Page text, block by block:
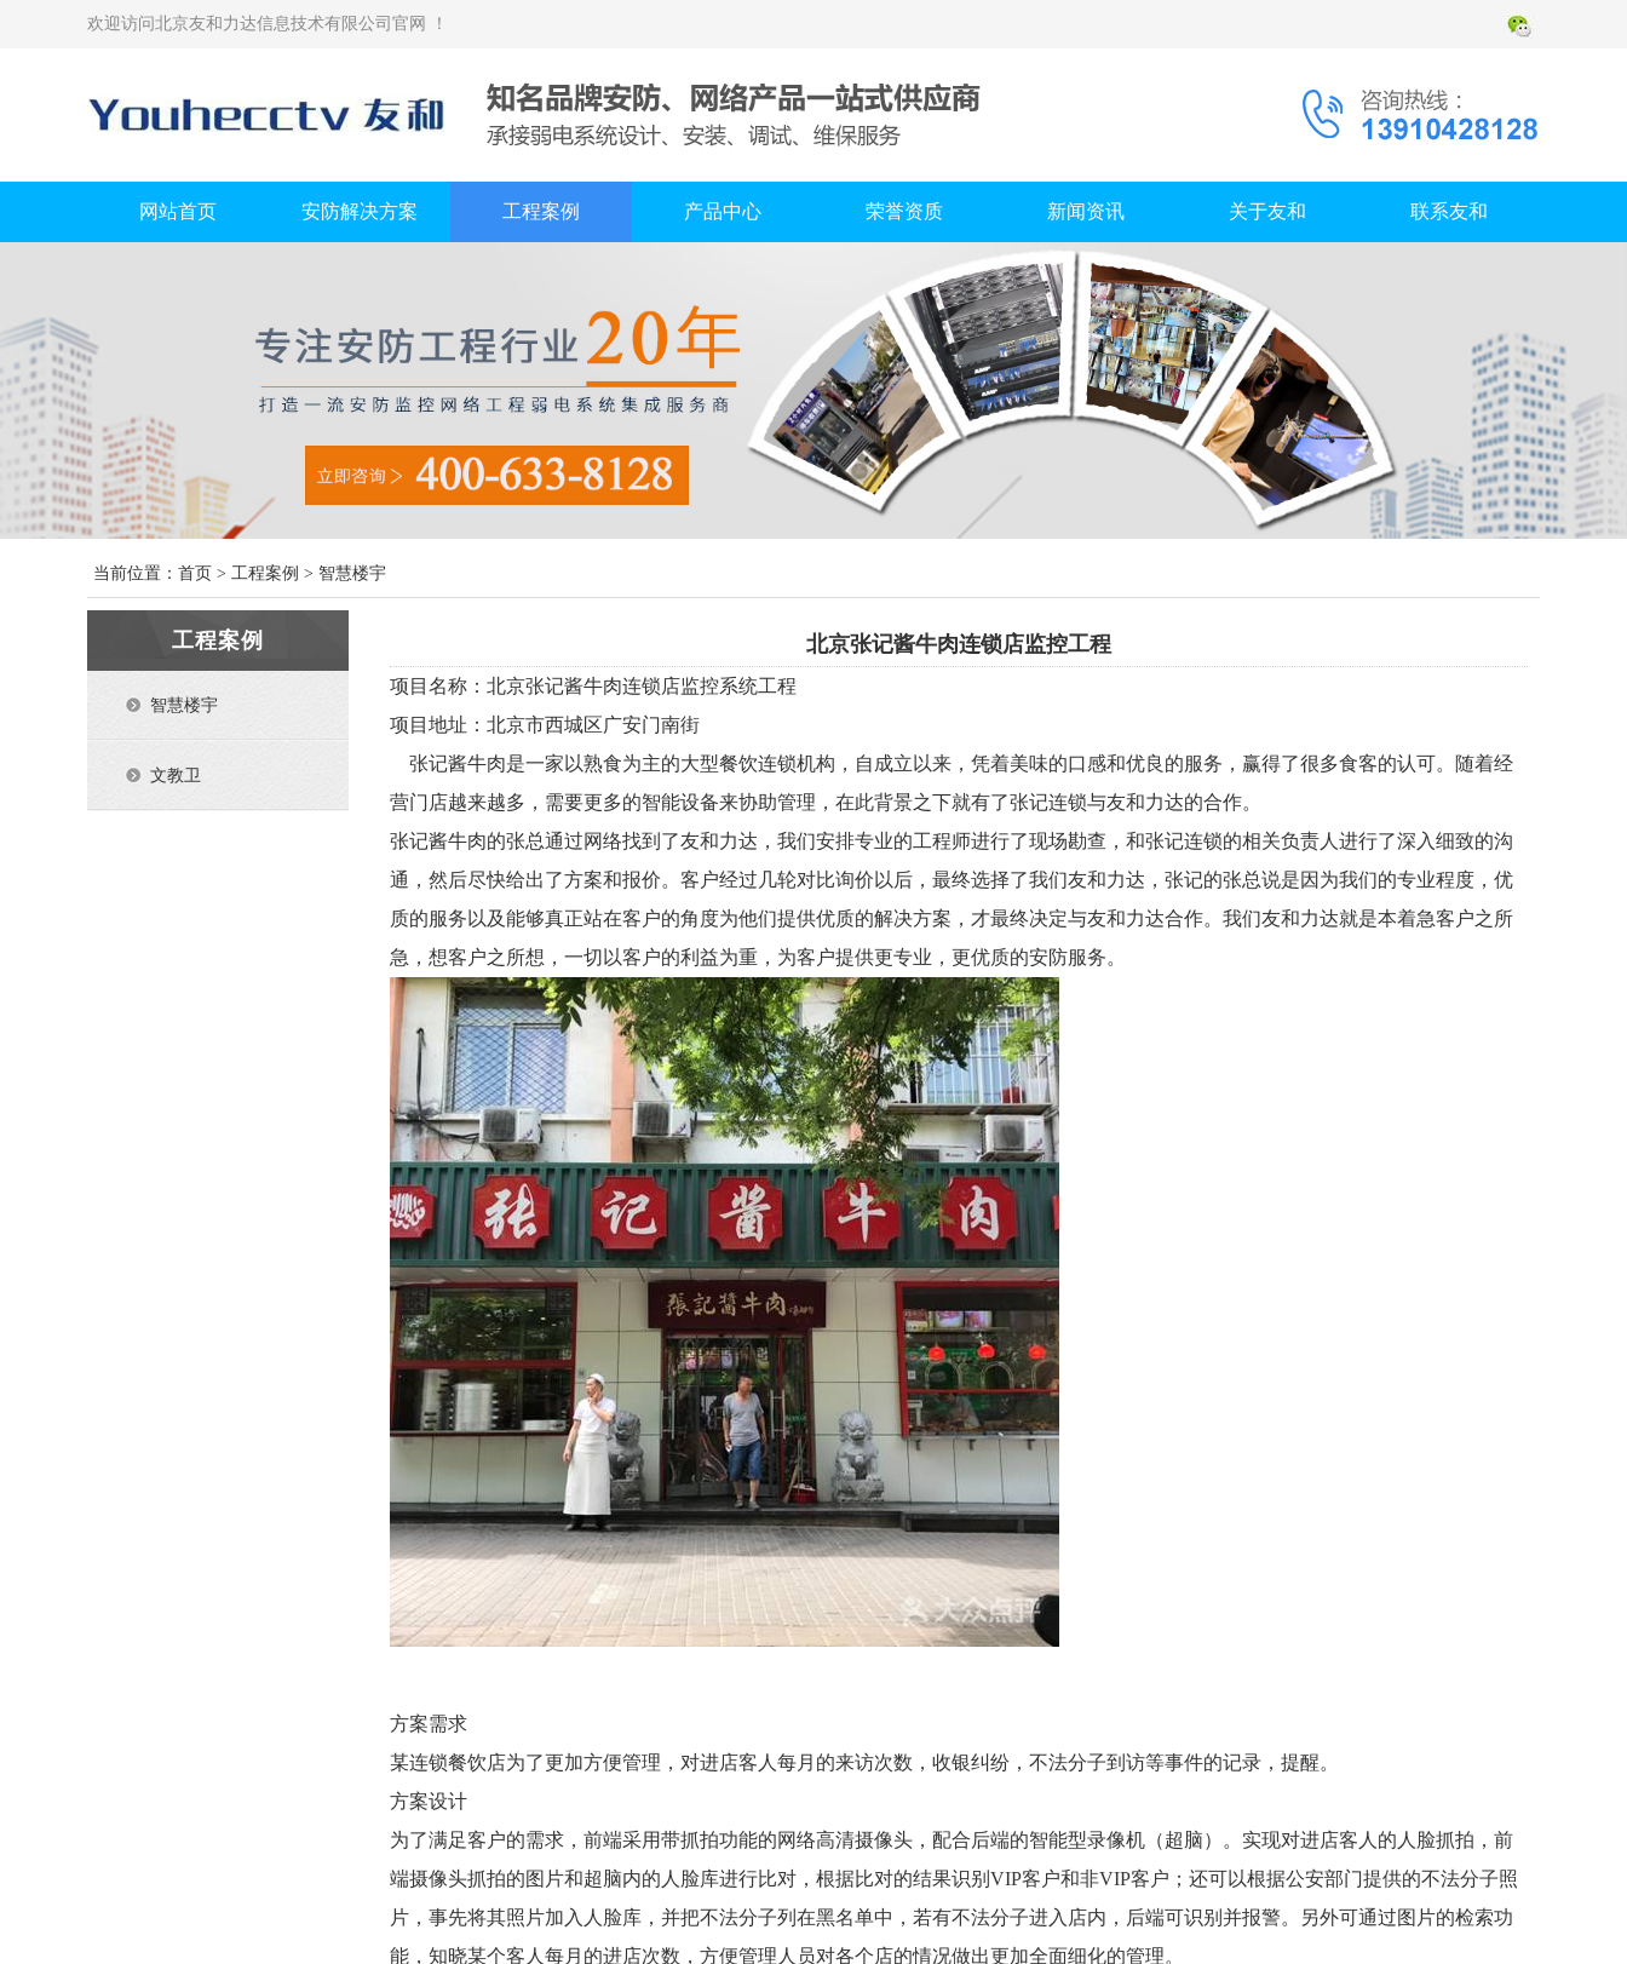
欢迎访问北京友和力达信息技术有限公司官网 ！
网站首页 安防解决方案 工程案例 产品中心 荣誉资质 新闻资讯 关于友和 联系友和
当前位置： 首页 > 工程案例 > 智慧楼宇
工程案例
智慧楼宇
文教卫
北京张记酱牛肉连锁店监控工程
项目名称：北京张记酱牛肉连锁店监控系统工程
项目地址：北京市西城区广安门南街
张记酱牛肉是一家以熟食为主的大型餐饮连锁机构，自成立以来，凭着美味的口感和优良的服务，赢得了很多食客的认可。随着经
营门店越来越多，需要更多的智能设备来协助管理，在此背景之下就有了张记连锁与友和力达的合作。
张记酱牛肉的张总通过网络找到了友和力达，我们安排专业的工程师进行了现场勘查，和张记连锁的相关负责人进行了深入细致的沟
通，然后尽快给出了方案和报价。客户经过几轮对比询价以后，最终选择了我们友和力达，张记的张总说是因为我们的专业程度，优
质的服务以及能够真正站在客户的角度为他们提供优质的解决方案，才最终决定与友和力达合作。我们友和力达就是本着急客户之所
急，想客户之所想，一切以客户的利益为重，为客户提供更专业，更优质的安防服务。
方案需求
某连锁餐饮店为了更加方便管理，对进店客人每月的来访次数，收银纠纷，不法分子到访等事件的记录，提醒。
方案设计
为了满足客户的需求，前端采用带抓拍功能的网络高清摄像头，配合后端的智能型录像机（超脑）。实现对进店客人的人脸抓拍，前
端摄像头抓拍的图片和超脑内的人脸库进行比对，根据比对的结果识别VIP客户和非VIP客户；还可以根据公安部门提供的不法分子照
片，事先将其照片加入人脸库，并把不法分子列在黑名单中，若有不法分子进入店内，后端可识别并报警。另外可通过图片的检索功
能，知晓某个客人每月的进店次数，方便管理人员对各个店的情况做出更加全面细化的管理。